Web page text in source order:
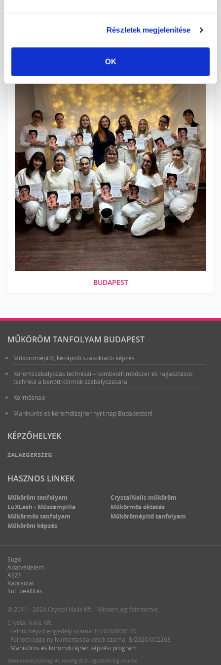
Részletek megjelenítése
OK
BUDAPEST
MŰKÖRÖM TANFOLYAM BUDAPEST
Műkörömépítő, kézápoló szakoktatói képzés
Körömszabályozás technikái – kombinált módszer és ragasztásos
technika a benőtt körmök szabályozására
Körmösnap
Manikűrös és körömdizájner nyílt nap Budapesten!
KÉPZŐHELYEK
ZALAEGERSZEG
HASZNOS LINKEK
Műköröm tanfolyam
CrystalNails műköröm
LuXLash - Műszempilla
Műkörmös oktatás
Műkörmös tanfolyam
Műkörömépítő tanfolyam
Műköröm képzés
Súgó
Adatvédelem
ÁSZF
Kapcsolat
Süti beállítás
© 2011 - 2024 Crystal Nails Kft. · Minden jog fenntartva.
Crystal Nails Kft.
· Felnőttképző engedély száma: E/2020/000170
· Felnőttképző nyilvántartásba vételi száma: B/2020/002263
· Manikűrös és körömdizájner képzési program
Oldalainkat jelenleg 41 vendég és 0 regisztrált tag olvassa.